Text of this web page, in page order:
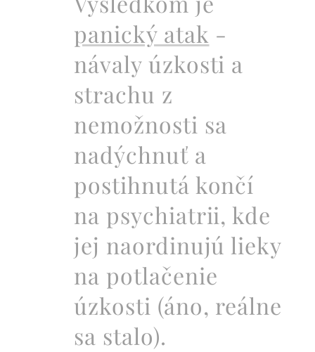
panický atak -
návaly úzkosti a
strachu z
nemožnosti sa
nadýchnuť a
postihnutá končí
na psychiatrii, kde
jej naordinujú lieky
na potlačenie
úzkosti (áno, reálne
sa stalo).